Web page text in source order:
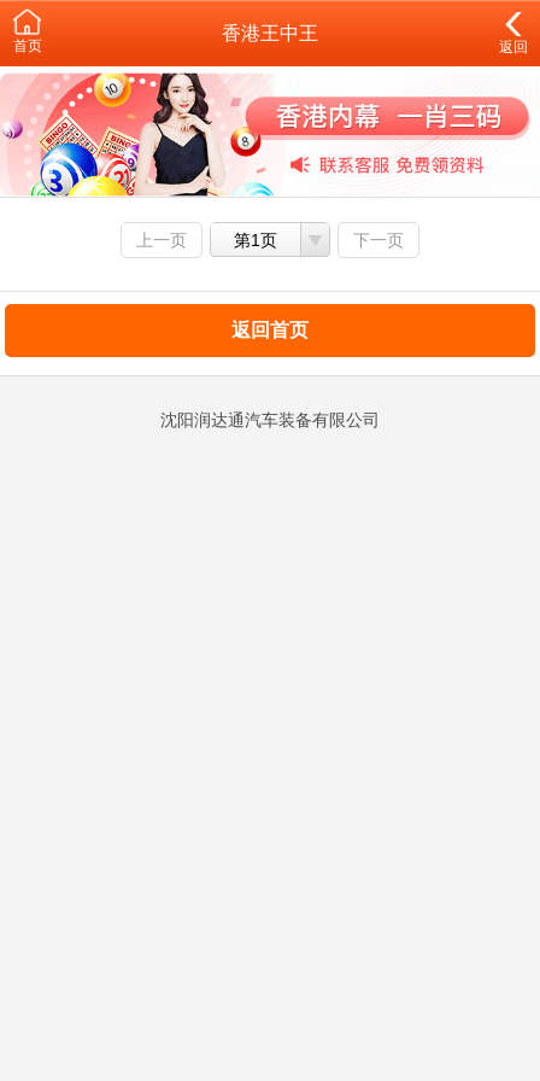
首页
香港王中王
返回
上一页 第1页 下一页
返回首页
沈阳润达通汽车装备有限公司